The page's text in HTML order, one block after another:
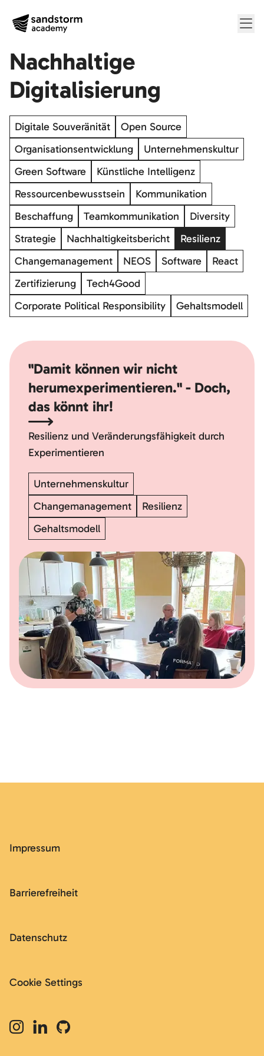
Nachhaltige
Digitalisierung
Digitale Souveränität
Open Source
Organisationsentwicklung
Unternehmenskultur
Green Software
Künstliche Intelligenz
Ressourcenbewusstsein
Kommunikation
Beschaffung
Teamkommunikation
Diversity
Strategie
Nachhaltigkeitsbericht
Resilienz
Changemanagement
NEOS Software
React
Zertifizierung
Tech4Good
Corporate Political Responsibility
Gehaltsmodell
"Damit können wir nicht
herumexperimentieren." - Doch,
das könnt ihr!
Resilienz und Veränderungsfähigkeit durch
Experimentieren
Unternehmenskultur
Changemanagement
Resilienz
Gehaltsmodell
Impressum
Barrierefreiheit
Datenschutz
Cookie Settings